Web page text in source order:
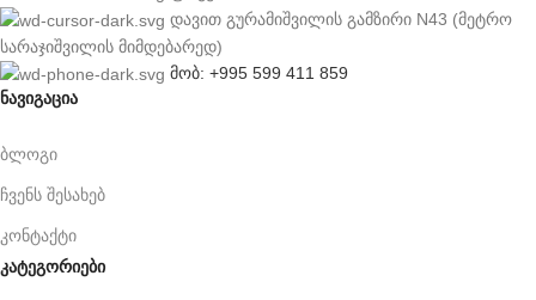
დავით გურამიშვილის გამზირი N43 (მეტრო
სარაჯიშვილის მიმდებარედ)
მობ: +995 599 411 859
ნავიგაცია
ბლოგი
ჩვენს შესახებ
კონტაქტი
კატეგორიები